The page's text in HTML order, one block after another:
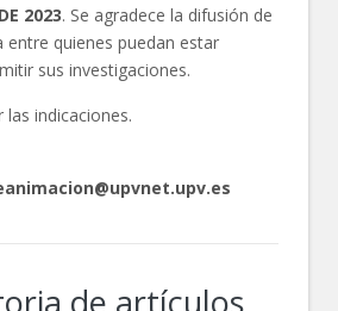
2023. Se agradece la difusión de
entre quienes puedan estar
sus investigaciones.
las indicaciones.
de artículos